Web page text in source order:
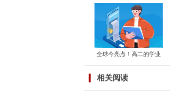
场震荡运行 关注玻璃产能
恢复及房地产竣工情况
全球今亮点！高二的学业
响？学考对高考到底有没
相关阅读